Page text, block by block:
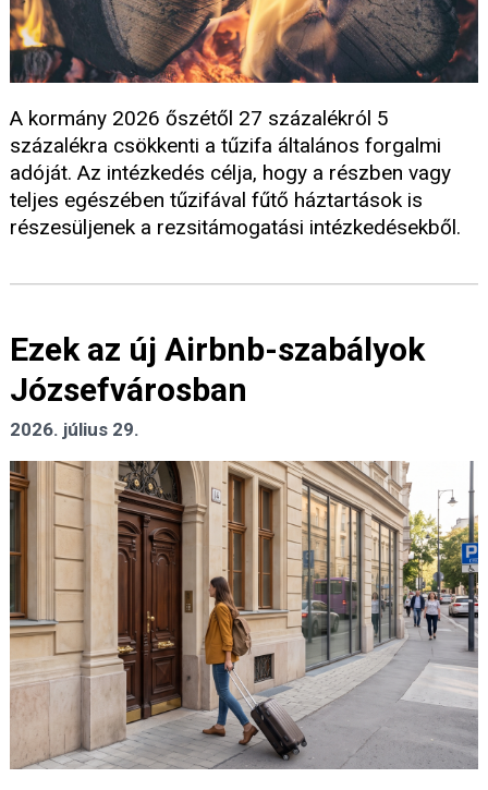
A kormány 2026 őszétől 27 százalékról 5
százalékra csökkenti a tűzifa általános forgalmi
adóját. Az intézkedés célja, hogy a részben vagy
teljes egészében tűzifával fűtő háztartások is
részesüljenek a rezsitámogatási intézkedésekből.
Ezek az új Airbnb-szabályok
Józsefvárosban
2026. július 29.